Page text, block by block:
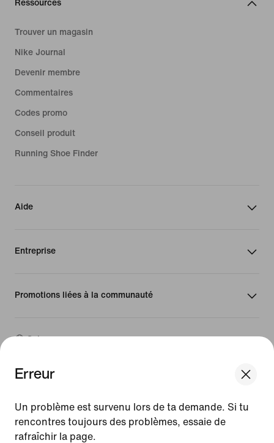
Update your location?
Suisse
Erreur
Un problème est survenu lors de ta demande. Si tu
rencontres toujours des problèmes, essaie de
rafraîchir la page.
Ressources
Trouver un magasin
Nike Journal
Devenir membre
Commentaires
Codes promo
Conseil produit
Running Shoe Finder
Aide
Entreprise
Promotions liées à la communauté
Suisse
Conditions d'utilisation
Conditions générales de vente
Informations sur l'entreprise